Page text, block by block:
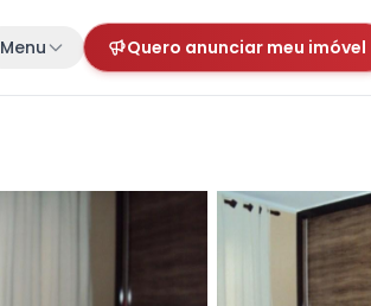
Menu Quero anunciar meu imóvel